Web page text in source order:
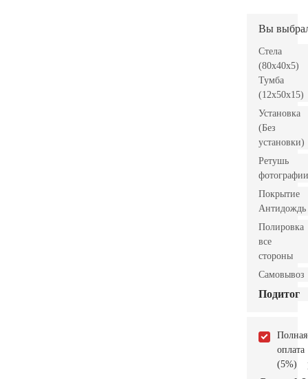
Вы
Стела
(80x40x5)
Тумба
(12x50x15)
Установка
(Без
установки)
Ретушь
фотографии
Покрытие
Антидождь
Полировка
все
стороны
Самовывоз
Подитог
Полная
оплата
(5%)